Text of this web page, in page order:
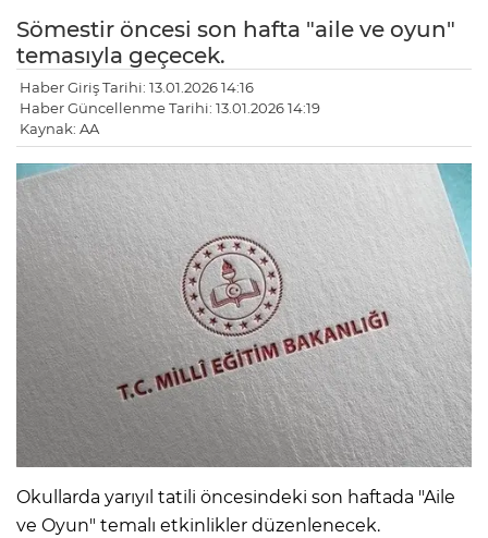
Sömestir öncesi son hafta "aile ve oyun"
temasıyla geçecek.
Haber Giriş Tarihi: 13.01.2026 14:16
Haber Güncellenme Tarihi: 13.01.2026 14:19
Kaynak: AA
Okullarda yarıyıl tatili öncesindeki son haftada "Aile
ve Oyun" temalı etkinlikler düzenlenecek.